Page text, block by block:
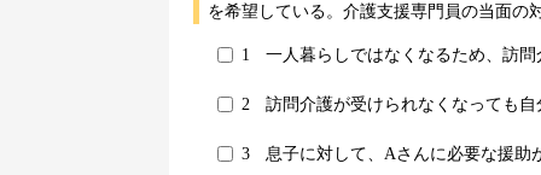
を希望している。介護支援専門員の当面の
1 一人暮らしではなくなるため、訪
2 訪問介護が受けられなくなっても
3 息子に対して、Aさんに必要な援助